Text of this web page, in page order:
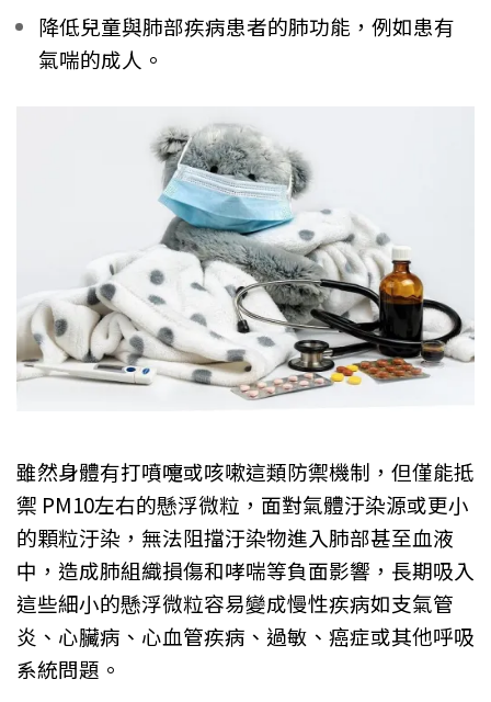
降低兒童與肺部疾病患者的肺功能，例如患有
氣喘的成人。
雖然身體有打噴嚏或咳嗽這類防禦機制，但僅能抵
禦 PM10左右的懸浮微粒，面對氣體汙染源或更小
的顆粒汙染，無法阻擋汙染物進入肺部甚至血液
中，造成肺組織損傷和哮喘等負面影響，長期吸入
這些細小的懸浮微粒容易變成慢性疾病如支氣管
炎、心臟病、心血管疾病、過敏、癌症或其他呼吸
系統問題。